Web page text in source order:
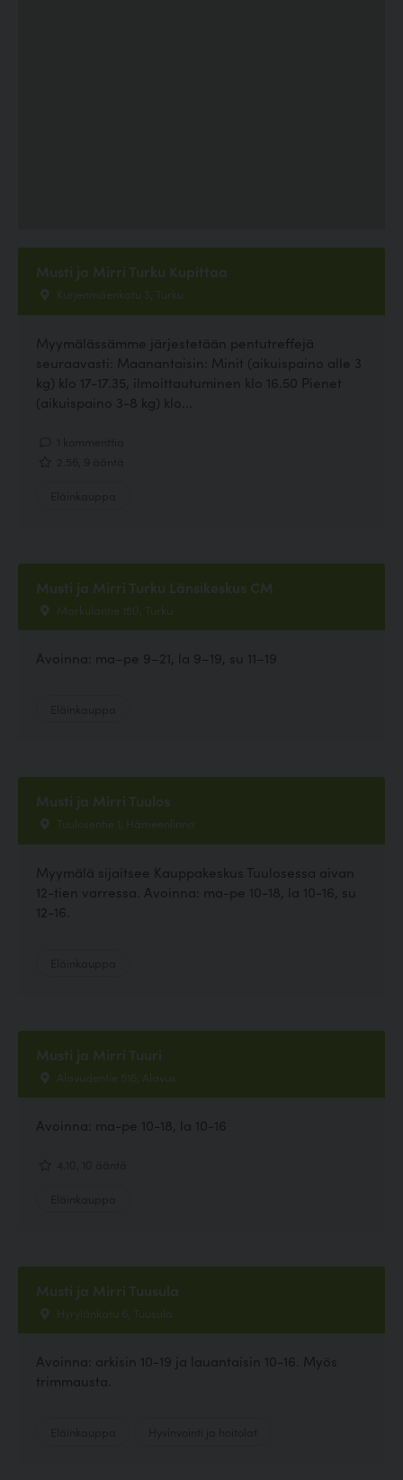
Musti ja Mirri Turku Kupittaa
Kurjenmäenkatu 3, Turku
Myymälässämme järjestetään pentutreffejä
seuraavasti: Maanantaisin: Minit (aikuispaino alle 3
kg) klo 17-17.35, ilmoittautuminen klo 16.50 Pienet
(aikuispaino 3-8 kg) klo...
Musti ja Mirri Turku Länsikeskus CM
Markulantie 150, Turku
Avoinna: ma–pe 9–21, la 9–19, su 11–19
Musti ja Mirri Tuulos
Tuulosentie 1, Hämeenlinna
Myymälä sijaitsee Kauppakeskus Tuulosessa aivan
12-tien varressa. Avoinna: ma-pe 10-18, la 10-16, su
12-16.
Musti ja Mirri Tuuri
Alavudentie 516, Alavus
Avoinna: ma-pe 10-18, la 10-16
Musti ja Mirri Tuusula
Hyrylänkatu 6, Tuusula
Avoinna: arkisin 10-19 ja lauantaisin 10-16. Myös
trimmausta.